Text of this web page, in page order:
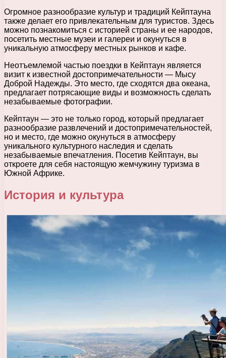
Огромное разнообразие культур и традиций Кейптауна
также делает его привлекательным для туристов. Здесь
можно познакомиться с историей страны и ее народов,
посетить местные музеи и галереи и окунуться в
уникальную атмосферу местных рынков и кафе.
Неотъемлемой частью поездки в Кейптаун является
визит к известной достопримечательности — Мысу
Доброй Надежды. Это место, где сходятся два океана,
предлагает потрясающие виды и возможность сделать
незабываемые фотографии.
Кейптаун — это не только город, который предлагает
разнообразие развлечений и достопримечательностей,
но и место, где можно окунуться в атмосферу
уникального культурного наследия и сделать
незабываемые впечатления. Посетив Кейптаун, вы
откроете для себя настоящую жемчужину туризма в
Южной Африке.
История и культура